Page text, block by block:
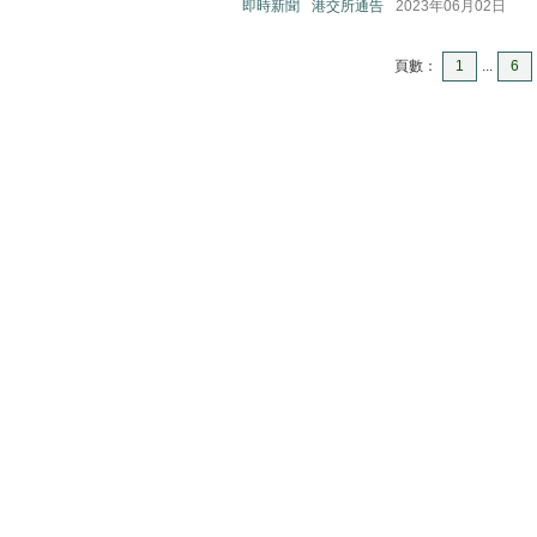
即時新聞 港交所通告 2023年06月02日
頁數： 1 ... 6